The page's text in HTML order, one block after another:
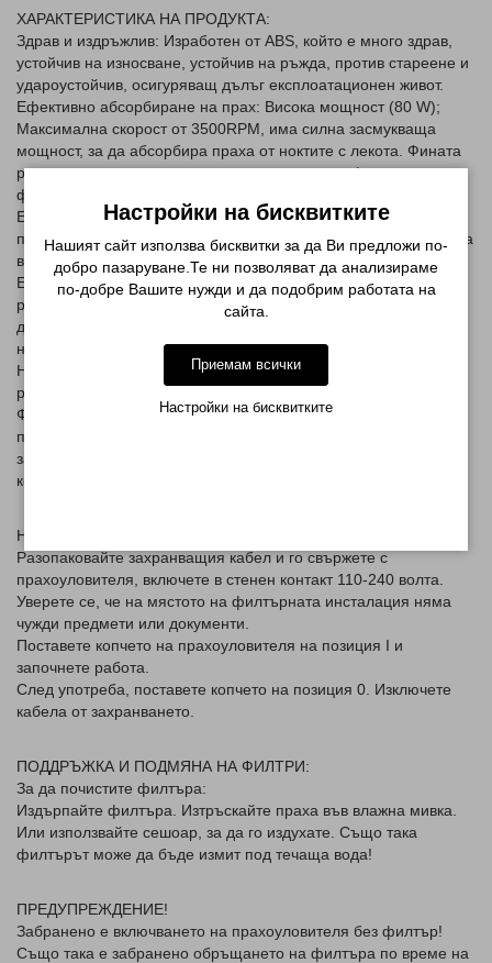
ХАРАКТЕРИСТИКА НА ПРОДУКТА:
Здрав и издръжлив: Изработен от ABS, който е много здрав,
устойчив на износване, устойчив на ръжда, против стареене и
удароустойчив, осигуряващ дълъг експлоатационен живот.
Ефективно абсорбиране на прах: Висока мощност (80 W);
Максимална скорост от 3500RPM, има силна засмукваща
мощност, за да абсорбира праха от ноктите с лекота. Фината
решетка осигурява голяма вакуумна площ и ефективно
филтрира големите прахови частици.
Ефективно разсейване на топлината: Прахоуловителя е
проектиран с големи отвори в долната част на устройството за
вентилация и разсейване на топлината.
Ергономичен дизайн, който не само има удобна височина и
размер, но също така е оборудван с възглавница за ръка, за
да осигури спокоен и удобен процес на обработване на
ноктите без умора.
Нисък шум: Въпреки че има силна всмукателна мощност, той
работи с малко шум, създавайки тиха атмосфера около вас.
Филтър за многократна употреба: Можете лесно да
премахнете филтъра и да го почистите със сешоар или четка
за прах, така че не е необходимо да сменяте филтъра често,
което е икономично и екологично.
НАЧИН НА ИЗПОЛЗВАНЕ:
Разопаковайте захранващия кабел и го свържете с
прахоуловителя, включете в стенен контакт 110-240 волта.
Уверете се, че на мястото на филтърната инсталация няма
чужди предмети или документи.
Поставете копчето на прахоуловителя на позиция I и
започнете работа.
След употреба, поставете копчето на позиция 0. Изключете
кабела от захранването.
ПОДДРЪЖКА И ПОДМЯНА НА ФИЛТРИ:
За да почистите филтъра:
Издърпайте филтъра. Изтръскайте праха във влажна мивка.
Или използвайте сешоар, за да го издухате. Също така
филтърът може да бъде измит под течаща вода!
ПРЕДУПРЕЖДЕНИЕ!
Забранено е включването на прахоуловителя без филтър!
Също така е забранено обръщането на филтъра по време на
Настройки на бисквитките
Нашият сайт използва бисквитки за да Ви предложи по-
добро пазаруване.Те ни позволяват да анализираме
по-добре Вашите нужди и да подобрим работата на
сайта.
Приемам всички
Настройки на бисквитките